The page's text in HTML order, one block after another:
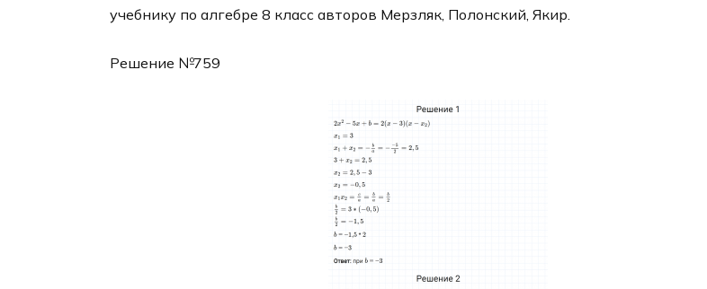
учебнику по алгебре 8 класс авторов Мерзляк, Полонский, Якир.
Решение №759